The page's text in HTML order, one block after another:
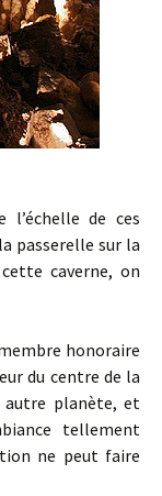
de ces
passerelle sur la
caverne, on
honoraire
du centre de la
autre planète, et
tellement
ne peut faire